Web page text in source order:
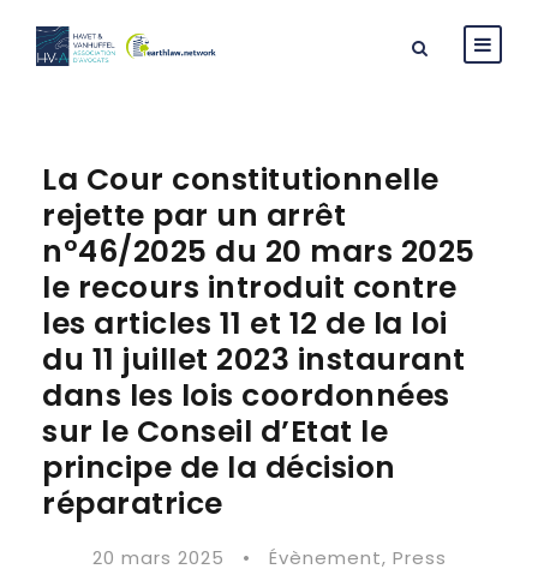
La Cour constitutionnelle
rejette par un arrêt
n°46/2025 du 20 mars 2025
le recours introduit contre
les articles 11 et 12 de la loi
du 11 juillet 2023 instaurant
dans les lois coordonnées
sur le Conseil d’Etat le
principe de la décision
réparatrice
20 mars 2025 • Évènement, Press